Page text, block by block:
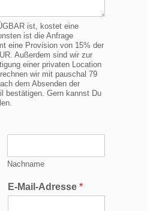
ist, kostet eine
ist die Anfrage
eine Provision von 15% der
Außerdem sind wir zur
einer privaten Location
wir mit pauschal 79
dem Absenden der
bestätigen. Gern kannst Du
Nachname
E-Mail-Adresse *